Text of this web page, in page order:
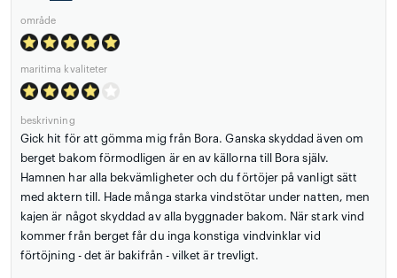
område
maritima kvaliteter
beskrivning
Gick hit för att gömma mig från Bora. Ganska skyddad även om
berget bakom förmodligen är en av källorna till Bora själv.
Hamnen har alla bekvämligheter och du förtöjer på vanligt sätt
med aktern till. Hade många starka vindstötar under natten, men
kajen är något skyddad av alla byggnader bakom. När stark vind
kommer från berget får du inga konstiga vindvinklar vid
förtöjning - det är bakifrån - vilket är trevligt.